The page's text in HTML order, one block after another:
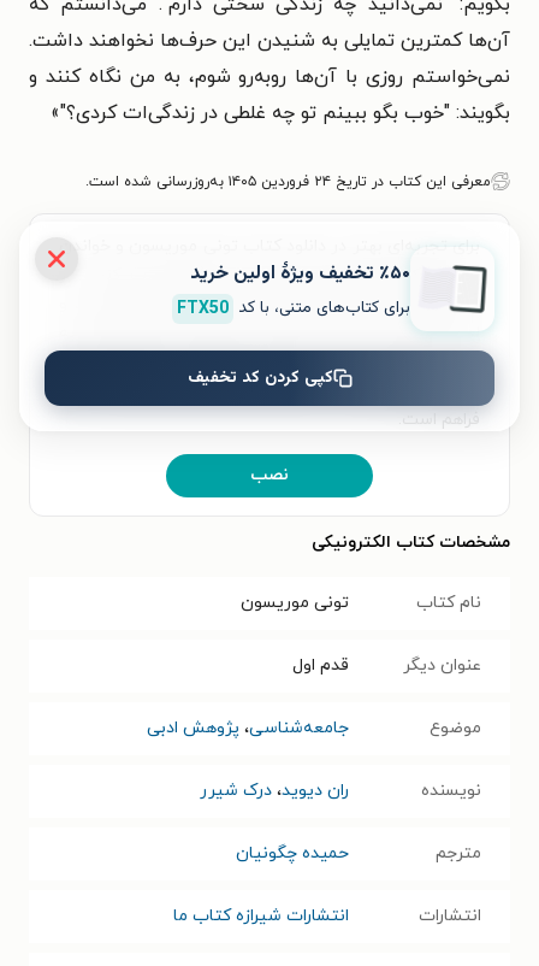
آن‌ها کمترین تمایلی به شنیدن این حرف‌ها نخواهند داشت.
نمی‌خواستم روزی با آن‌ها روبه‌رو شوم، به من نگاه کنند و
بگویند: "خوب بگو ببینم تو چه غلطی در زندگی‌ات کردی؟"»
معرفی این کتاب در تاریخ ۲۴ فروردین ۱۴۰۵ به‌روزرسانی شده است.
برای تجربه‌ای بهتر در دانلود کتاب تونی موریسون و خواندن
آن، اپلیکیشن طاقچه را به‌صورت رایگان نصب کنید. در
اپلیکیشن می‌توانید مطالعه‌ی خود را شخصی‌سازی کنید و
لذت خواندن و شنیدن کتاب‌ها را همیشه و همه‌جا تجربه
صوتی و الکترونیکی با تخفیف‌های ویژه و بهترین قیمت هم
فراهم است.
نصب
مشخصات کتاب الکترونیکی
نام کتاب تونی موریسون
عنوان دیگر قدم اول
موضوع جامعه‌شناسی، پژوهش ادبی
نویسنده ران دیوید، درک شیرر
مترجم حمیده چگونیان
انتشارات انتشارات شیرازه کتاب ما
٪۵۰ تخفیف ویژۀ اولین خرید
برای کتاب‌های متنی، با کد FTX50
کپی کردن کد تخفیف